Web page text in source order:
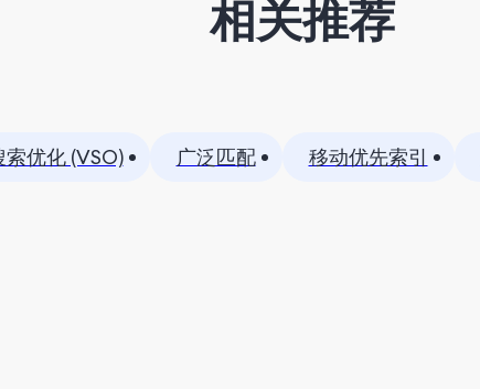
相关推荐
优化 (VSO) 广泛匹配 移动优先索引